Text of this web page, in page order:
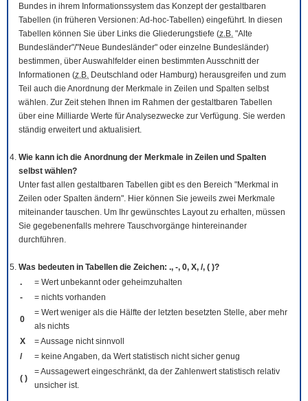
Bundes in ihrem Informationssystem das Konzept der gestaltbaren
Tabellen (in früheren Versionen: Ad-hoc-Tabellen) eingeführt. In diesen
Tabellen können Sie über Links die Gliederungstiefe (z.B. "Alte
Bundesländer"/"Neue Bundesländer" oder einzelne Bundesländer)
bestimmen, über Auswahlfelder einen bestimmten Ausschnitt der
Informationen (z.B. Deutschland oder Hamburg) herausgreifen und zum
Teil auch die Anordnung der Merkmale in Zeilen und Spalten selbst
wählen. Zur Zeit stehen Ihnen im Rahmen der gestaltbaren Tabellen
über eine Milliarde Werte für Analysezwecke zur Verfügung. Sie werden
ständig erweitert und aktualisiert.
Wie kann ich die Anordnung der Merkmale in Zeilen und Spalten
selbst wählen?
Unter fast allen gestaltbaren Tabellen gibt es den Bereich "Merkmal in
Zeilen oder Spalten ändern". Hier können Sie jeweils zwei Merkmale
miteinander tauschen. Um Ihr gewünschtes Layout zu erhalten, müssen
Sie gegebenenfalls mehrere Tauschvorgänge hintereinander
durchführen.
Was bedeuten in Tabellen die Zeichen: ., -, 0, X, /, ( )?
.
= Wert unbekannt oder geheimzuhalten
-
= nichts vorhanden
0
= Wert weniger als die Hälfte der letzten besetzten Stelle, aber mehr
als nichts
X
= Aussage nicht sinnvoll
/
= keine Angaben, da Wert statistisch nicht sicher genug
( )
= Aussagewert eingeschränkt, da der Zahlenwert statistisch relativ
unsicher ist.